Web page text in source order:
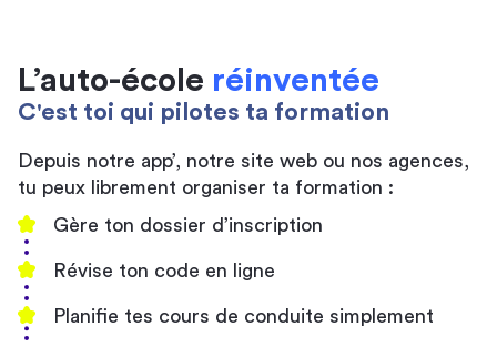
L’auto-école réinventée
C'est toi qui pilotes ta formation
Depuis notre app’, notre site web ou nos agences,
tu peux librement organiser ta formation :
Gère ton dossier d’inscription
Révise ton code en ligne
Planifie tes cours de conduite simplement